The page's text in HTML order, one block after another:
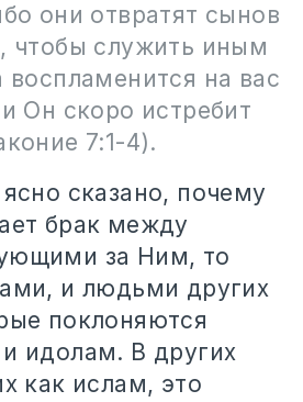
они отвратят сынов
чтобы служить иным
воспламенится на вас
Он скоро истребит
7:1-4).
сказано, почему
брак между
за Ним, то
и людьми других
поклоняются
идолам. В других
как ислам, это